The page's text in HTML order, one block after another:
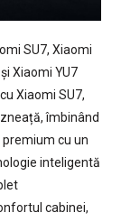
SU7, Xiaomi
Xiaomi YU7
Xiaomi SU7,
îmbinând
cu un
inteligentă
cabinei,